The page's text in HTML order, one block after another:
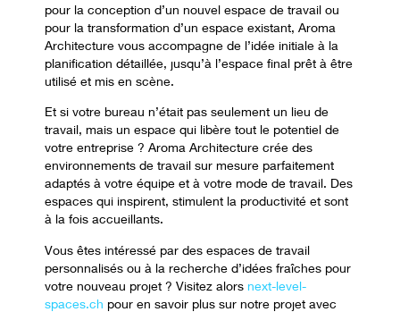
pour la conception d’un nouvel espace de travail ou
pour la transformation d’un espace existant, Aroma
Architecture vous accompagne de l’idée initiale à la
planification détaillée, jusqu’à l’espace final prêt à être
utilisé et mis en scène.
Et si votre bureau n’était pas seulement un lieu de
travail, mais un espace qui libère tout le potentiel de
votre entreprise ? Aroma Architecture crée des
environnements de travail sur mesure parfaitement
adaptés à votre équipe et à votre mode de travail. Des
espaces qui inspirent, stimulent la productivité et sont
à la fois accueillants.
Vous êtes intéressé par des espaces de travail
personnalisés ou à la recherche d’idées fraîches pour
votre nouveau projet ? Visitez alors next-level-
spaces.ch pour en savoir plus sur notre projet avec